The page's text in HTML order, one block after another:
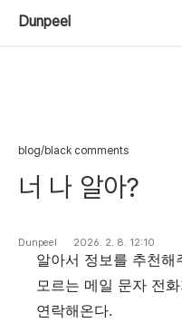
Dunpeel
blog/black comments
너 나 알아?
Dunpeel 2026. 2. 8. 12:10
알아서 정보를 추천해
모르는 메일 문자 전
연락해온다.